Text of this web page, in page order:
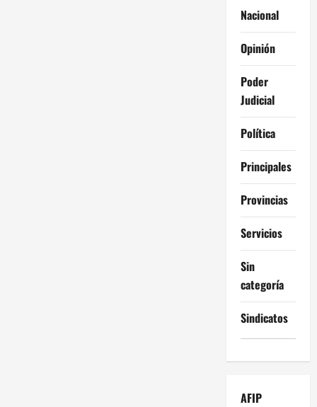
Nacional
Opinión
Poder
Judicial
Política
Principales
Provincias
Servicios
Sin
categoría
Sindicatos
AFIP